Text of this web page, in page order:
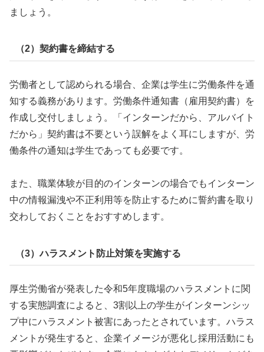
ましょう。
（2）契約書を締結する
労働者として認められる場合、企業は学生に労働条件を通
知する義務があります。労働条件通知書（雇用契約書）を
作成し交付しましょう。「インターンだから、アルバイト
だから」契約書は不要という誤解をよく耳にしますが、労
働条件の通知は学生であっても必要です。
また、職業体験が目的のインターンの場合でもインターン
中の情報漏洩や不正利用等を防止するために誓約書を取り
交わしておくことをおすすめします。
（3）ハラスメント防止対策を実施する
厚生労働省が発表した令和5年度職場のハラスメントに関
する実態調査によると、3割以上の学生がインターンシッ
プ中にハラスメント被害にあったとされています。ハラス
メントが発生すると、企業イメージが悪化し採用活動にも